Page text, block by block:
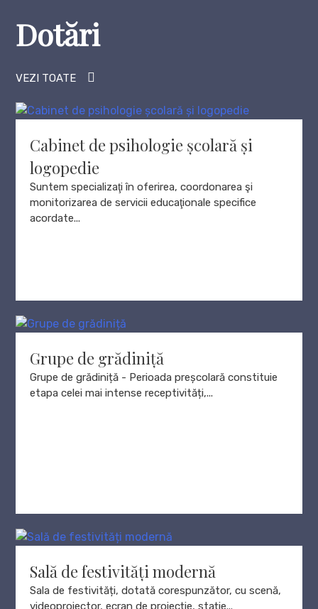
Dotări
VEZI TOATE
Cabinet de psihologie școlară și
logopedie
Suntem specializaţi în oferirea, coordonarea şi
monitorizarea de servicii educaţionale specifice
acordate...
Grupe de grădiniță
Grupe de grădiniță - Perioada preșcolară constituie
etapa celei mai intense receptivități,...
Sală de festivități modernă
Sala de festivități, dotată corespunzător, cu scenă,
videoproiector, ecran de proiecție, stație...